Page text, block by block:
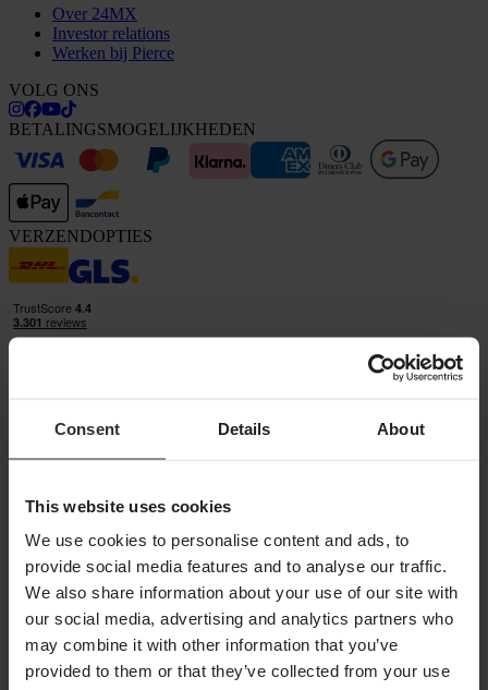
Consent Details About
This website uses cookies
We use cookies to personalise content and ads, to
provide social media features and to analyse our traffic.
We also share information about your use of our site with
our social media, advertising and analytics partners who
may combine it with other information that you’ve
provided to them or that they’ve collected from your use
Over 24MX
Investor relations
Werken bij Pierce
VOLG ONS
BETALINGSMOGELIJKHEDEN
VERZENDOPTIES
Bedrijfsregistratienummer: 556763-1592
Btw-registratienummer: OSS VAT NO SE556763159201
SHOPPEN
Algemene Voorwaarden
Privacybeleid
Verzending & levering
Betaling
Retourneren